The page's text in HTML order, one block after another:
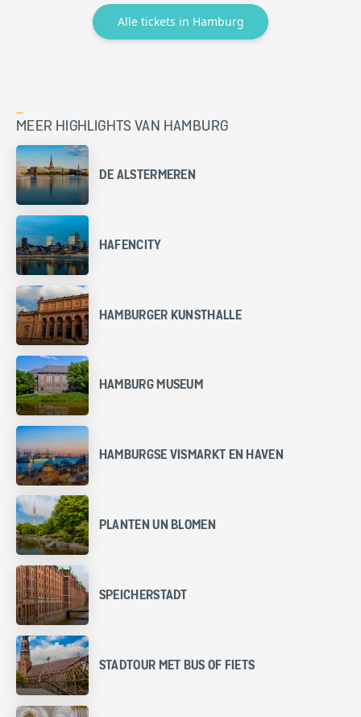
Alle tickets in Hamburg
MEER HIGHLIGHTS VAN HAMBURG
DE ALSTERMEREN
HAFENCITY
HAMBURGER KUNSTHALLE
HAMBURG MUSEUM
HAMBURGSE VISMARKT EN HAVEN
PLANTEN UN BLOMEN
SPEICHERSTADT
STADTOUR MET BUS OF FIETS